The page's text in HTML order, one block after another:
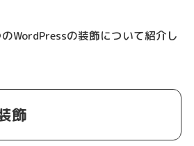
WordPressの装飾について紹介し
飾